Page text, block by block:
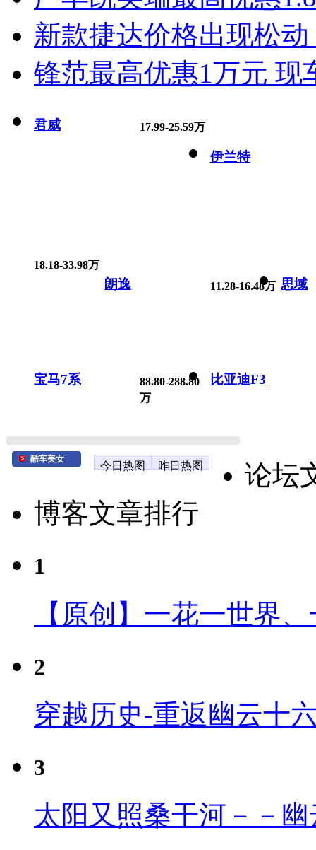
新款捷达价格出现松
锋范最高优惠1万元 现
君威 17.99-25.59万
伊兰特
18.18-33.98万
朗逸 11.28-16.48万 思域
宝马7系
88.80-288.80
万
比亚迪F3
酷车美女
今日热图 昨日热图
论坛
博客文章排行
1
【原创】一花一世界
2
穿越历史-重返幽云十
3
太阳又照桑干河－－